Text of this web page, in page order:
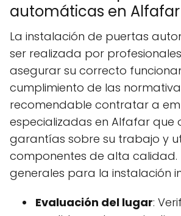
automáticas en Alfafar
La instalación de puertas
ser realizada por
asegurar su correcto
cumplimiento de las
recomendable contratar a
especializadas en Alfafar que
garantías sobre su trabajo y
componentes de alta calidad.
generales para la instalación
Evaluación del lugar: